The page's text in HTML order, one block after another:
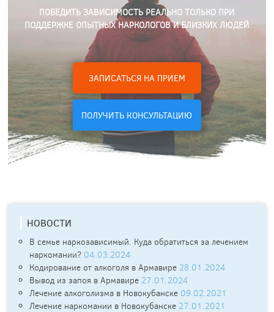
ПОБЕДИТЬ ЗАВИСИМОСТЬ РЕАЛЬНО ТОЛЬКО ПРИ
ПОДДЕРЖКЕ ОПЫТНЫХ НАРКОЛОГОВ И БЛИЗКИХ ЛЮДЕЙ
ЗАПИСАТЬСЯ НА ПРИЕМ
ПОЛУЧИТЬ КОНСУЛЬТАЦИЮ
НОВОСТИ
В семье наркозависимый. Куда обратиться за лечением
наркомании? 04.03.2024
Кодирование от алкоголя в Армавире 28.01.2024
Вывод из запоя в Армавире 27.01.2024
Лечение алкоголизма в Новокубанске 09.02.2021
Лечение наркомании в Новокубанске 27.01.2021